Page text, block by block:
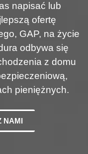
napisać lub
ofertę
GAP, na życie
odbywa się
z domu
pieniężnych.
NAMI